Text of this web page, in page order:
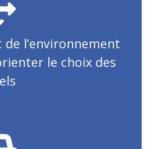
l’environnement
le choix des